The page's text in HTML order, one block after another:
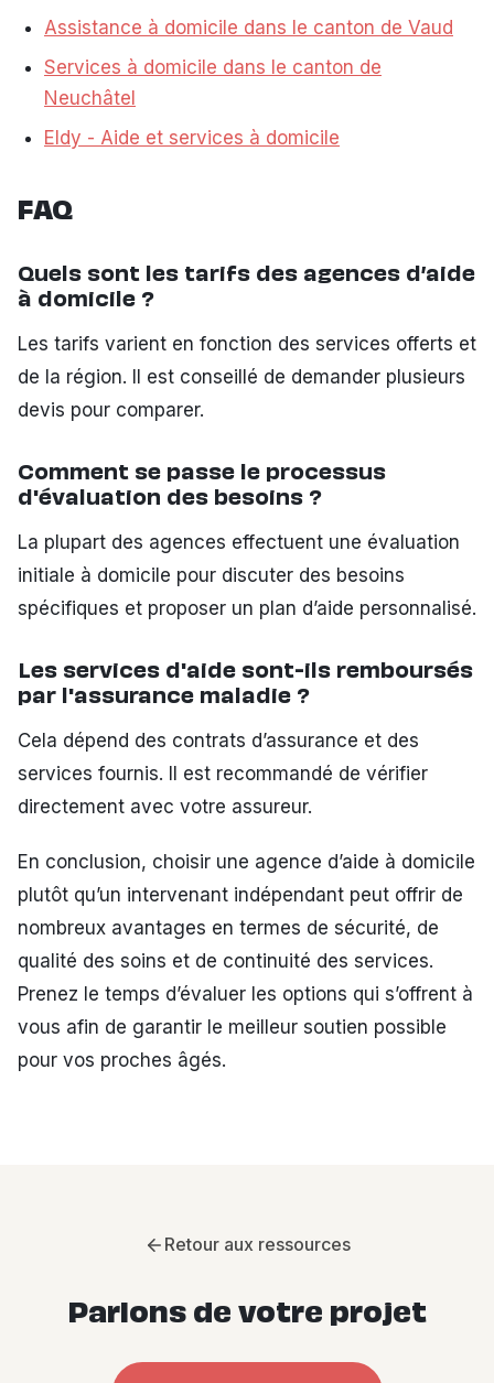
Assistance à domicile dans le canton de Vaud
Services à domicile dans le canton de
Neuchâtel
Eldy - Aide et services à domicile
FAQ
Quels sont les tarifs des agences d’aide
à domicile ?
Les tarifs varient en fonction des services offerts et
de la région. Il est conseillé de demander plusieurs
devis pour comparer.
Comment se passe le processus
d'évaluation des besoins ?
La plupart des agences effectuent une évaluation
initiale à domicile pour discuter des besoins
spécifiques et proposer un plan d’aide personnalisé.
Les services d'aide sont-ils remboursés
par l'assurance maladie ?
Cela dépend des contrats d’assurance et des
services fournis. Il est recommandé de vérifier
directement avec votre assureur.
En conclusion, choisir une agence d’aide à domicile
plutôt qu’un intervenant indépendant peut offrir de
nombreux avantages en termes de sécurité, de
qualité des soins et de continuité des services.
Prenez le temps d’évaluer les options qui s’offrent à
vous afin de garantir le meilleur soutien possible
pour vos proches âgés.
Retour aux ressources
Parlons de votre projet